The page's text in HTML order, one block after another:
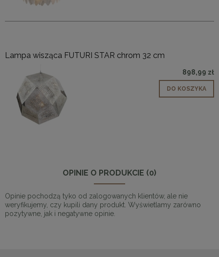
Lampa wisząca FUTURI STAR chrom 32 cm
898,99 zł
DO KOSZYKA
OPINIE O PRODUKCIE (0)
Opinie pochodzą tyko od zalogowanych klientów, ale nie
weryfikujemy, czy kupili dany produkt. Wyświetlamy zarówno
pozytywne, jak i negatywne opinie.